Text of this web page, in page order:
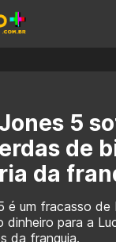
5
de
da
é um fracasso de
para a
da franquia.